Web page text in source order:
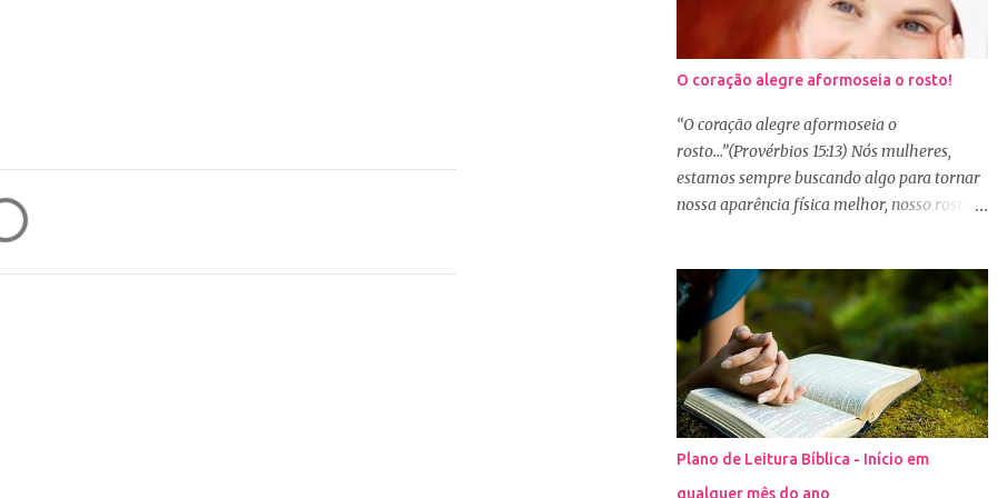
O coração alegre aformoseia o rosto!
“O coração alegre aformoseia o
rosto...”(Provérbios 15:13) Nós mulheres,
estamos sempre buscando algo para tornar
nossa aparência física melhor, nosso rosto
cosméticos e produtos de beleza. No Youtube
por exemplo, os canais com mais seguidores
são das blogueiras que dão dicas de beleza,
ensinam a se maquiar e testam produtos.
Não é errado gostar de se cuidar e buscar
conhecimento de como ficar mais bonita e
atraente. Eu também gosto de maquiagem e
dicas de beleza, no entanto, precisamos
Plano de Leitura Bíblica - Início em
qualquer mês do ano